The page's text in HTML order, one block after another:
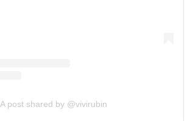
A post shared by @vivirubin